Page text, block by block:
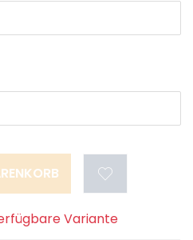
Variante